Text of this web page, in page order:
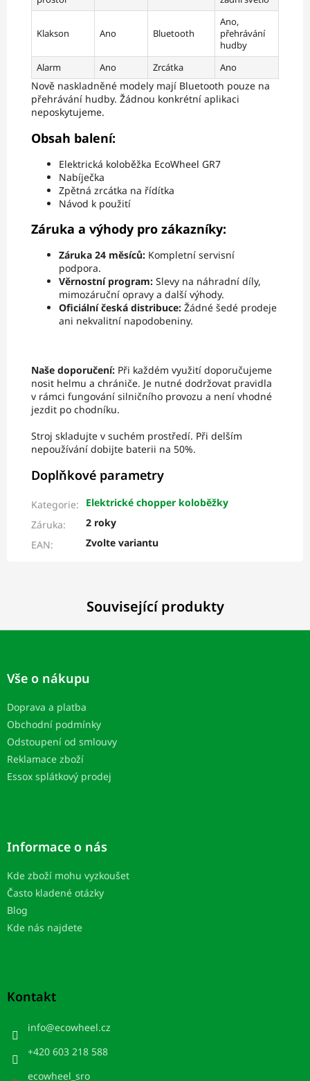
Související produkty
Klakson Ano Bluetooth
Ano,
přehrávání
hudby
Alarm
Ano Zrcátka Ano
Nově naskladněné modely mají Bluetooth pouze na
přehrávání hudby. Žádnou konkrétní aplikaci
neposkytujeme.
Obsah balení:
Elektrická koloběžka EcoWheel GR7
Nabíječka
Zpětná zrcátka na řídítka
Návod k použití
Záruka a výhody pro zákazníky:
Záruka 24 měsíců: Kompletní servisní
podpora.
Věrnostní program: Slevy na náhradní díly,
mimozáruční opravy a další výhody.
Oficiální česká distribuce: Žádné šedé prodeje
ani nekvalitní napodobeniny.
Naše doporučení: Při každém využití doporučujeme
nosit helmu a chrániče. Je nutné dodržovat pravidla
v rámci fungování silničního provozu a není vhodné
jezdit po chodníku.
Stroj skladujte v suchém prostředí. Při delším
nepoužívání dobijte baterii na 50%.
Doplňkové parametry
Kategorie:
Elektrické chopper koloběžky
Záruka:
2 roky
EAN: Zvolte variantu
Z
Vše o nákupu
Doprava a platba
Obchodní podmínky
Odstoupení od smlouvy
Reklamace zboží
Essox splátkový prodej
Informace o nás
Kde zboží mohu vyzkoušet
Často kladené otázky
Blog
Kde nás najdete
Kontakt
info@ecowheel.cz
+420 603 218 588
ecowheel_sro